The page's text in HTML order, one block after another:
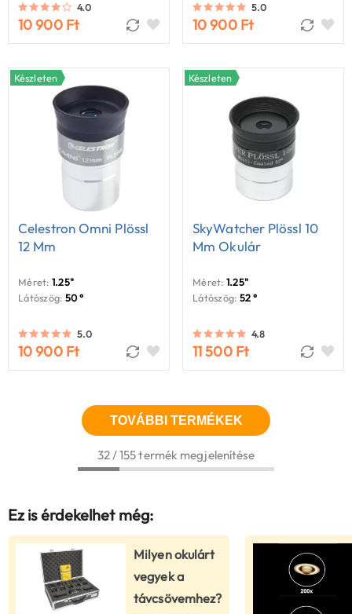
4.0
10 900 Ft
5.0
10 900 Ft
Készleten
Celestron Omni Plössl
12 Mm
Méret: 1.25"
Látószög: 50 °
5.0
10 900 Ft
Készleten
SkyWatcher Plössl 10
Mm Okulár
Méret: 1.25"
Látószög: 52 °
4.8
11 500 Ft
TOVÁBBI TERMÉKEK
32 / 155 termék megjelenítése
Ez is érdekelhet még:
Milyen okulárt
vegyek a
távcsövemhez?